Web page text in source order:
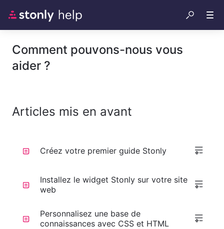
Comment pouvons-nous vous
aider ?
Articles mis en avant
Créez votre premier guide Stonly
Installez le widget Stonly sur votre site
web
Personnalisez une base de
connaissances avec CSS et HTML